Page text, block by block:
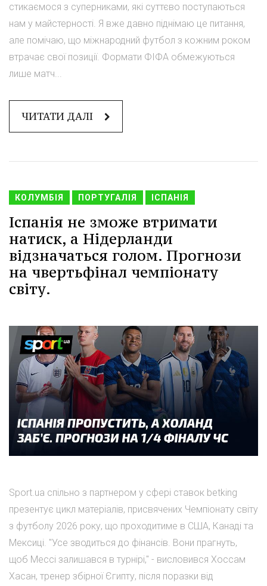
стикаємося з суперниками, які суттєво поступаються
нам у майстерності. Я вже давно піднімаю це питання,
але помічаю, що міжнародний футбол з кожним роком
втрачає свої позиції. Формати ФІФА обмежуються
лише матч...
ЧИТАТИ ДАЛІ
КОЛУМБІЯ ПОРТУГАЛІЯ ІСПАНІЯ
Іспанія не зможе втримати
натиск, а Нідерланди
відзначаться голом. Прогнози
на чвертьфінал чемпіонату
світу.
Sport.ua спільно з партнером у сфері ставок betking
презентує цикл матеріалів, присвячених Чемпіонату світу
з футболу 2026 року, що проходитиме в США, Канаді та
Мексиці. "Усе зводиться до фінансів. Вони прагнуть,
щоб Мессі залишався в турнірі," - висловився Хоссам
Хасан, тренер збірної Єгипту, після поразки від